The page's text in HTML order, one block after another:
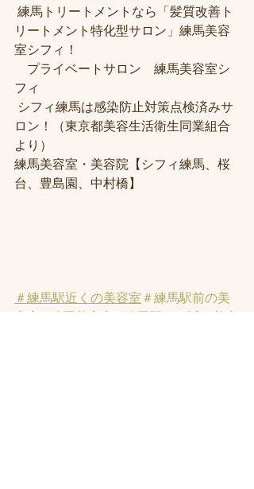
リートメント特化型サロン」練馬美容
室シフィ！
プライベートサロン　練馬美容室シ
フィ
ロン！（東京都美容生活衛生同業組合
より）
練馬美容室・美容院【シフィ練馬、桜
台、豊島園、中村橋】
＃練馬駅近くの美容室 ＃練馬駅前の美